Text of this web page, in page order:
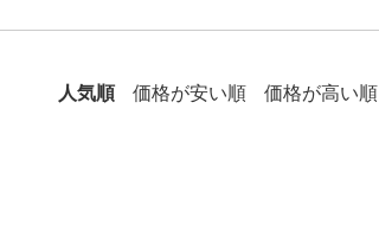
人気順 価格が安い順 価格が高い順